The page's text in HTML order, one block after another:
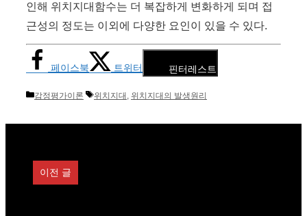
인해 위치지대함수는 더 복잡하게 변화하게 되며 접
근성의 정도는 이외에 다양한 요인이 있을 수 있다.
페이스북 트위터 핀터레스트
카
고
감정평가이론
태
위치지대 , 위치지대의 발생원리
이전 글